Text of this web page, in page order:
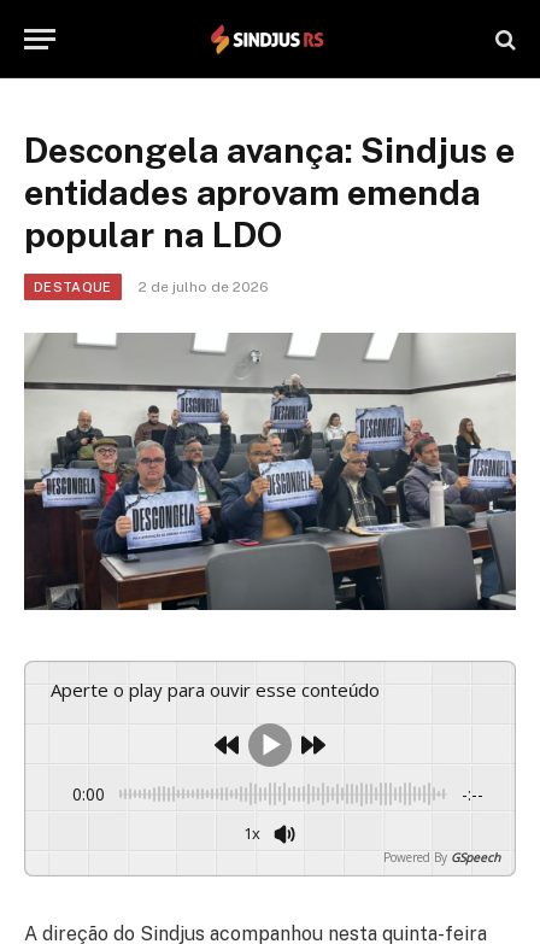
Descongela avança: Sindjus e
entidades aprovam emenda
popular na LDO
DESTAQUE 2 de julho de 2026
Aperte o play para ouvir esse conteúdo
0:00 -:--
1x
Powered By GSpeech
A direção do Sindjus acompanhou nesta quinta-feira